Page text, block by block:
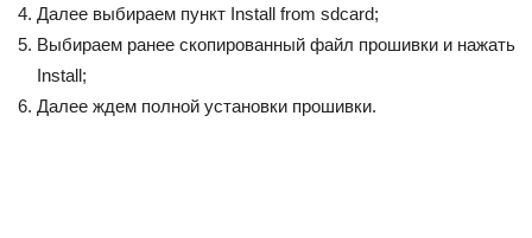
Далее выбираем пункт Install from sdcard;
Выбираем ранее скопированный файл прошивки и нажать
Install;
Далее ждем полной установки прошивки.